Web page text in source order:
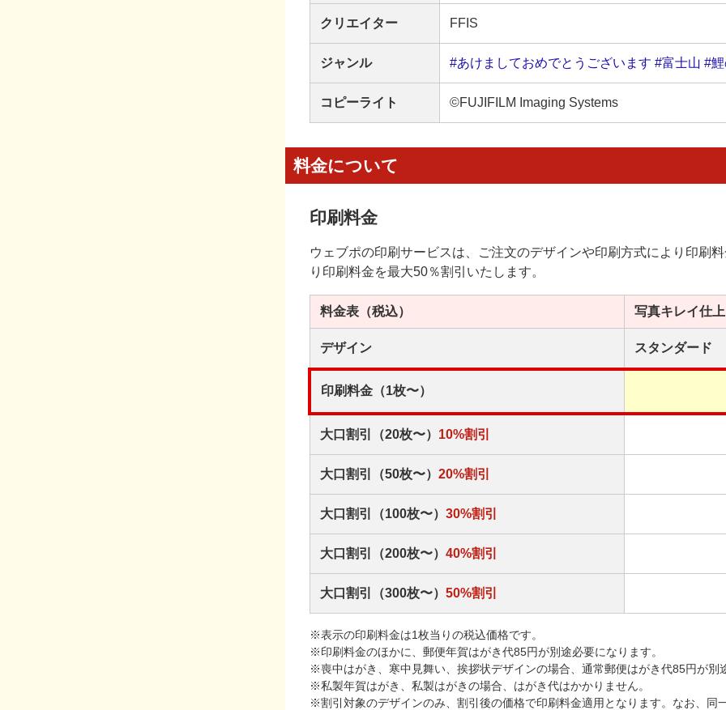
クリエイター FFIS
ジャンル #あけましておめでとうございます #富士山 #
コピーライト ©FUJIFILM Imaging Systems
料金について
印刷料金
ウェブポの印刷サービスは、ご注文のデザインや印刷方式により印刷
り印刷料金を最大50％割引いたします。
料金表 （税込） 写真キレイ仕
デザイン スタンダード
印刷料金（1枚〜）
大口割引（20枚〜） 10%割引
大口割引（50枚〜） 20%割引
大口割引（100枚〜） 30%割引
大口割引（200枚〜） 40%割引
大口割引（300枚〜） 50%割引
※表示の印刷料金は1枚当りの税込価格です。
※印刷料金のほかに、郵便年賀はがき代85円が別途必要になります。
※喪中はがき、寒中見舞い、挨拶状デザインの場合、通常郵便はがき代85円が別
※私製年賀はがき、私製はがきの場合、はがき代はかかりません。
※割引対象のデザインのみ、割引後の価格で印刷料金適用となります。なお、